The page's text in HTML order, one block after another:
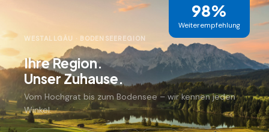
98%
Weiter­empfehlung
WESTALLGÄU · BODENSEEREGION
Ihre Region.
Unser Zuhause.
Vom Hochgrat bis zum Bodensee – wir kennen jeden
Winkel.